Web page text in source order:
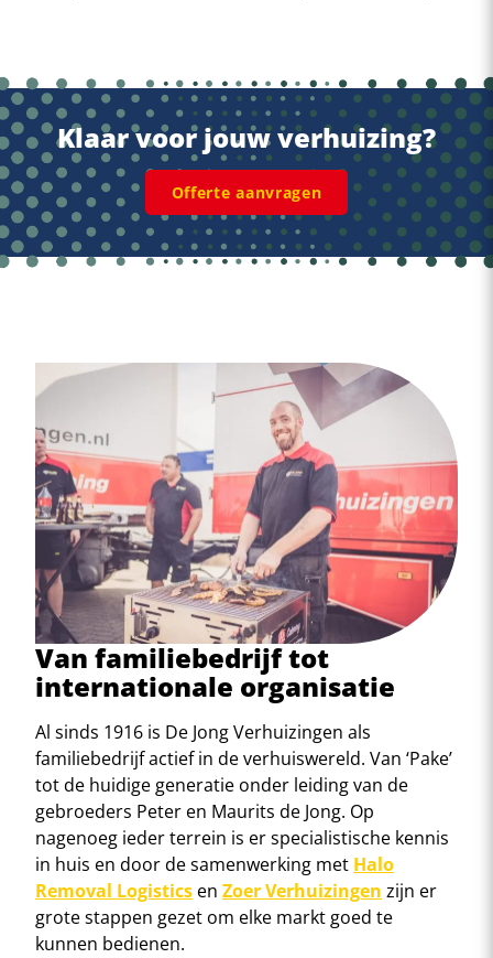
Klaar voor jouw verhuizing?
Offerte aanvragen
Van familiebedrijf tot
internationale organisatie
Al sinds 1916 is De Jong Verhuizingen als
familiebedrijf actief in de verhuiswereld. Van ‘Pake’
tot de huidige generatie onder leiding van de
gebroeders Peter en Maurits de Jong. Op
nagenoeg ieder terrein is er specialistische kennis
in huis en door de samenwerking met Halo
Removal Logistics en Zoer Verhuizingen zijn er
grote stappen gezet om elke markt goed te
kunnen bedienen.